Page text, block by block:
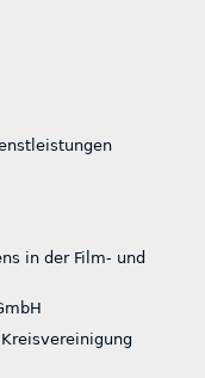
in der Film- und
Kreisvereinigung